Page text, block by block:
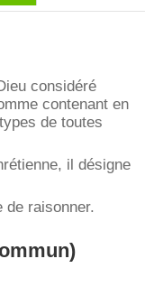
considéré
contenant en
de toutes
il désigne
de raisonner.